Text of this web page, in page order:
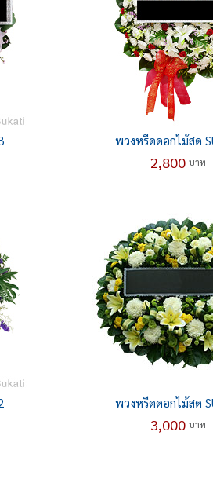
พวงหรีดดอกไม้สด
2,800บาท
พวงหรีดดอกไม้สด
3,000บาท